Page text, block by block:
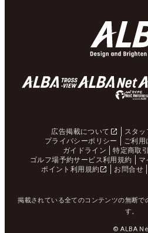
広告掲載について スタ
プライバシーポリシー
ご利用
ガイドライン
特定商取
ゴルフ場予約サービス利用規約
マ
ポイント利用規約
お問合せ
掲載されている全てのコンテンツの無断で
す。
© ALBA